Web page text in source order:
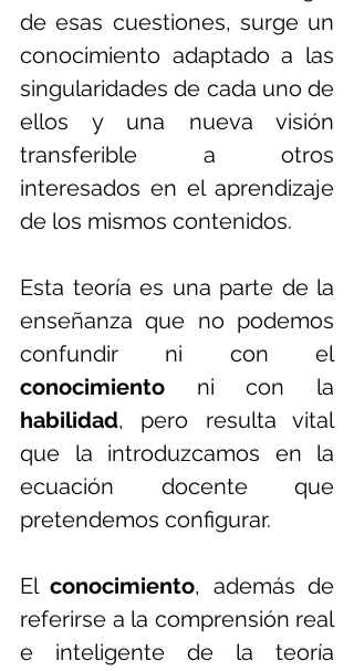
de esas cuestiones, surge un
conocimiento adaptado a las
singularidades de cada uno de
ellos y una nueva visión
transferible a otros
interesados en el aprendizaje
de los mismos contenidos.
Esta teoría es una parte de la
enseñanza que no podemos
confundir ni con el
conocimiento
habilidad, pero resulta vital
que la introduzcamos en la
ecuación docente que
pretendemos configurar.
El conocimiento, además de
referirse a la comprensión real
e inteligente de la teoría